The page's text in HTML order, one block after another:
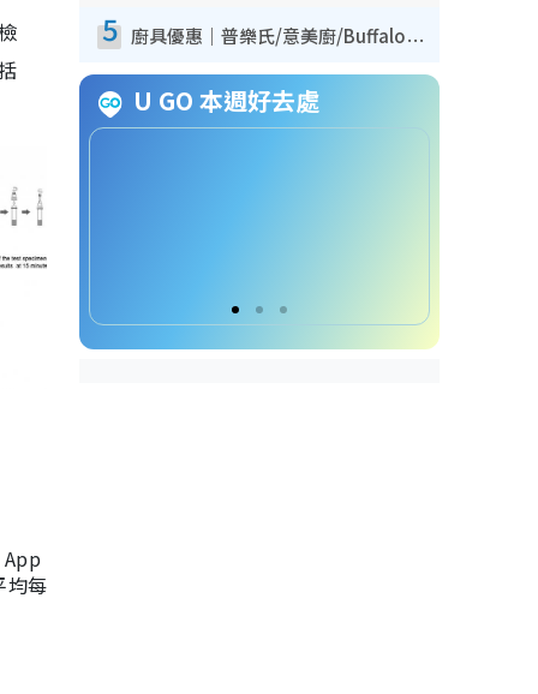
均每
5 廚具優惠｜普樂氏/意美廚/Buffalo廚具低至3折！$89起買煎鍋／炒鑊／個人鍋 同場小家電激減至$99起
U GO 本週好去處